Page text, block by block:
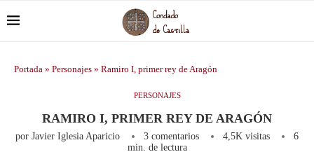
Portada » Personajes » Ramiro I, primer rey de Aragón
PERSONAJES
RAMIRO I, PRIMER REY DE ARAGÓN
por Javier Iglesia Aparicio 3 comentarios 4,5K visitas
6
min. de lectura